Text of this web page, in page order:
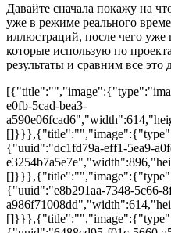
Давайте сначала покажу на
уже в режиме реального
иллюстраций, после чего
которые использую по
результаты и сравним все
e0fb-5cad-bea3-
{"uuid":"dc1fd79a-eff1-5ea9-
{"uuid":"e8b291aa-7348-5c66-